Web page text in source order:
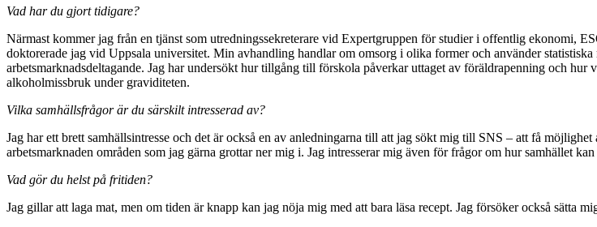
Vad har du gjort tidigare?
Närmast kommer jag från en tjänst som utredningssekreterare vid Expertgruppen för studier i offentlig ekonomi,
doktorerade jag vid Uppsala universitet. Min avhandling handlar om omsorg i olika former och använder
arbetsmarknadsdeltagande. Jag har undersökt hur tillgång till förskola påverkar uttaget av föräldrapenning och
alkoholmissbruk under graviditeten.
Vilka samhällsfrågor är du särskilt intresserad av?
Jag har ett brett samhällsintresse och det är också en av anledningarna till att jag sökt mig till SNS – att få
arbetsmarknaden områden som jag gärna grottar ner mig i. Jag intresserar mig även för frågor om hur samhället
Vad gör du helst på fritiden?
Jag gillar att laga mat, men om tiden är knapp kan jag nöja mig med att bara läsa recept. Jag försöker också sätta